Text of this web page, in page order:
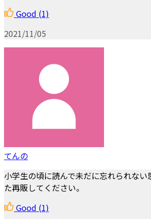
Good (1)
2021/11/05
てんの
小学生の頃に読んで未だに忘れられない
た再販してください。
Good (1)